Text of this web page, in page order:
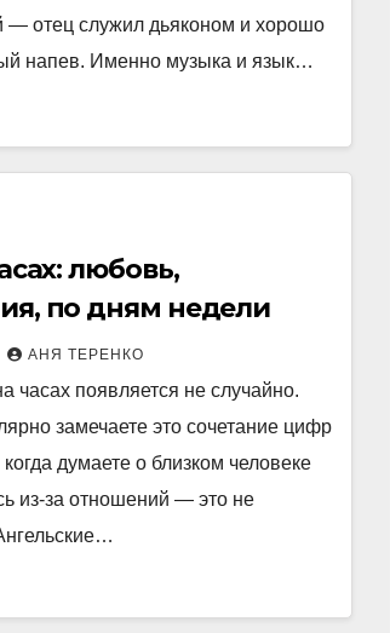
— отец служил дьяконом и хорошо
напев. Именно музыка и язык…
любовь,
по дням недели
АНЯ ТЕРЕНКО
часах появляется не случайно.
замечаете это сочетание цифр
думаете о близком человеке
из-за отношений — это не